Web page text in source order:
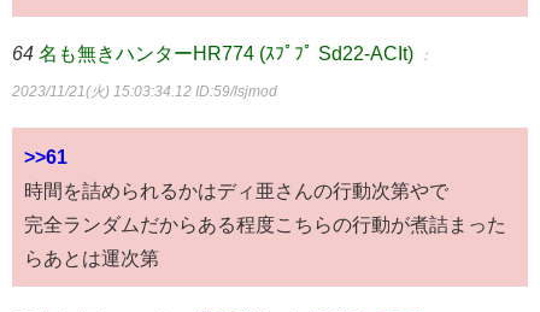
64 名も無きハンターHR774 (ｽﾌﾟﾌﾟ Sd22-ACIt) ：
2023/11/21(火) 15:03:34.12 ID:59/lsjmod
>>61
時間を詰められるかはディ亜さんの行動次第やで
完全ランダムだからある程度こちらの行動が煮詰まった
らあとは運次第